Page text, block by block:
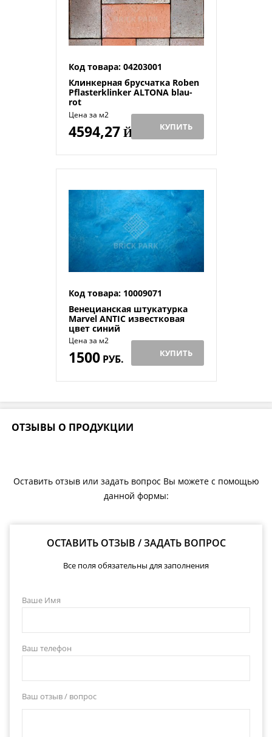
Код товара: 04203001
Клинкерная брусчатка Roben
Pflasterklinker ALTONA blau-
rot
Цена за м2
4594,27Й КУПИТЬ
Код товара: 10009071
Венецианская штукатурка
Marvel ANTIC известковая
цвет синий
Цена за м2
1500РУБ. КУПИТЬ
ОТЗЫВЫ О ПРОДУКЦИИ
Оставить отзыв или задать вопрос Вы можете с помощью
данной формы:
ОСТАВИТЬ ОТЗЫВ / ЗАДАТЬ ВОПРОС
Все поля обязательны для заполнения
Ваше Имя
Ваш телефон
Ваш отзыв / вопрос